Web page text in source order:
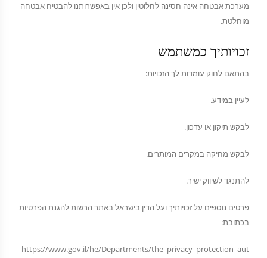
מערכת אבטחה אינה חסינה לחלוטין ולכן אין באפשרותנו להבטיח אבטחה
מוחלטת.
זכויותיך כמשתמש
בהתאם לחוק עומדות לך הזכויות:
לעיין במידע.
לבקש תיקון או עדכון.
לבקש מחיקה במקרים המותרים.
להתנגד לשיווק ישיר.
פרטים נוספים על זכויותיך ועל הדין בישראל באתר הרשות להגנת הפרטיות
בכתובת:
https://www.gov.il/he/Departments/the_privacy_protection_aut